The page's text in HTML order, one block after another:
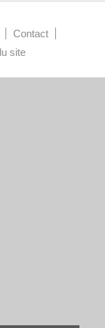
Contact
site